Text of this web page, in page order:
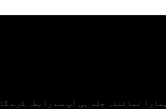
ہمارا نمائندہ جلد ہی آپ سے رابطہ کرے